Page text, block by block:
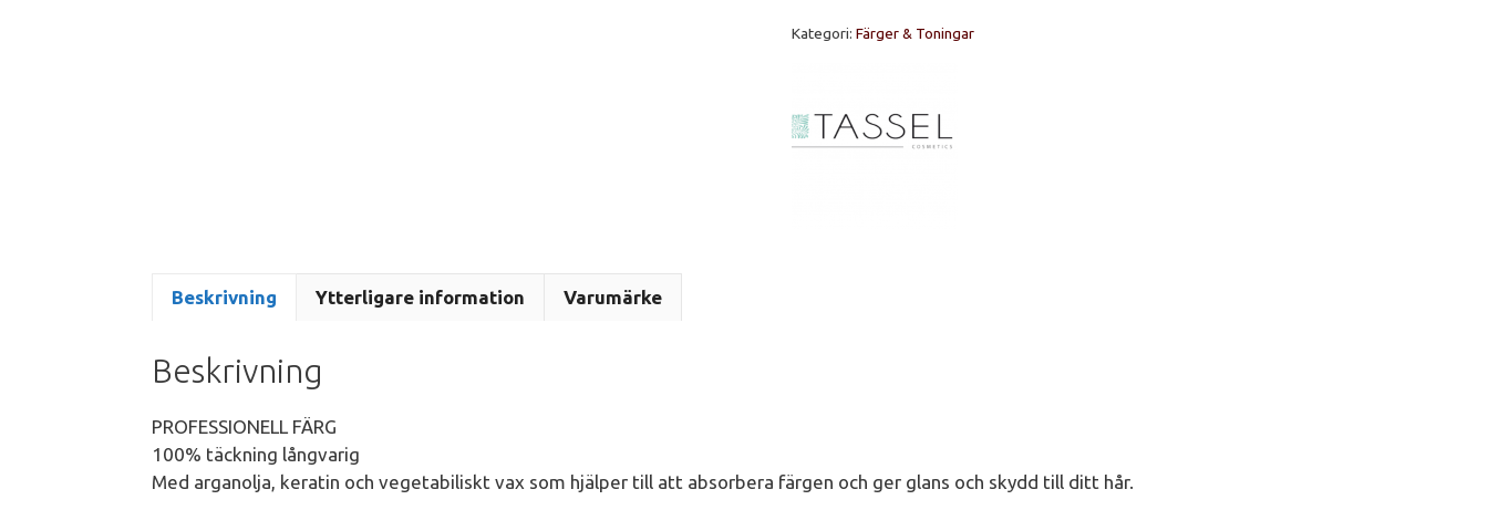
Nr.5
Kategori: Färger & Toningar
Beskrivning Ytterligare information Varumärke
Beskrivning
PROFESSIONELL FÄRG
100% täckning långvarig
Med arganolja, keratin och vegetabiliskt vax som hjälper till att absorbera färgen och ger glans och skydd till ditt hår.